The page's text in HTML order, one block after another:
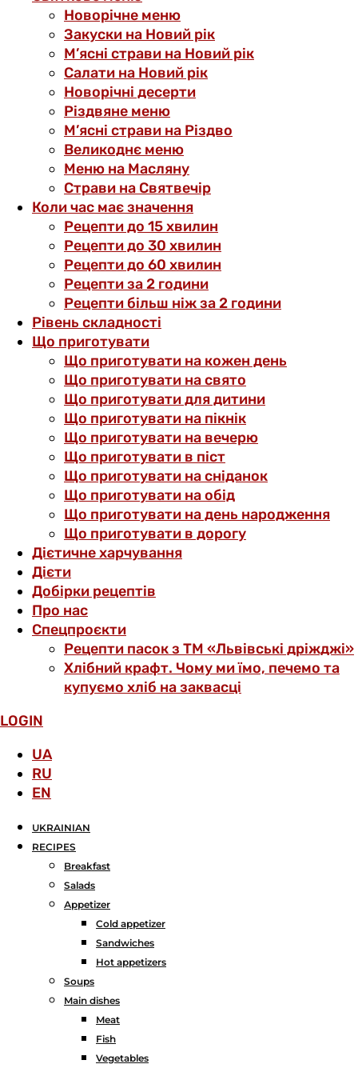
Новорічне меню
Закуски на Новий рік
М’ясні страви на Новий рік
Салати на Новий рік
Новорічні десерти
Різдвяне меню
М’ясні страви на Різдво
Великоднє меню
Меню на Масляну
Страви на Святвечір
Коли час має значення
Рецепти до 15 хвилин
Рецепти до 30 хвилин
Рецепти до 60 хвилин
Рецепти за 2 години
Рецепти більш ніж за 2 години
Рівень складності
Що приготувати
Що приготувати на кожен день
Що приготувати на свято
Що приготувати для дитини
Що приготувати на пікнік
Що приготувати на вечерю
Що приготувати в піст
Що приготувати на сніданок
Що приготувати на обід
Що приготувати на день народження
Що приготувати в дорогу
Дієтичне харчування
Дієти
Добірки рецептів
Про нас
Спецпроєкти
Рецепти пасок з ТМ «Львівські дріжджі»
Хлібний крафт. Чому ми їмо, печемо та
купуємо хліб на заквасці
LOGIN
UA
RU
EN
UKRAINIAN
RECIPES
Breakfast
Salads
Аppetizer
Cold appetizer
Sandwiches
Hot appetizers
Soups
Main dishes
Meat
Fish
Vegetables